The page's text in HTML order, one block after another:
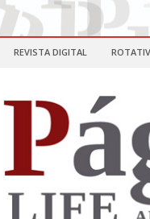
REVISTA DIGITAL